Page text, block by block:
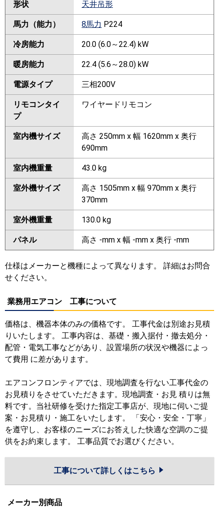
形状 天井吊形
馬力（能力） 8馬力 P224
冷房能力 20.0 (6.0～22.4) kW
暖房能力 22.4 (5.6～28.0) kW
電源タイプ 三相200V
リモコンタイ
プ
ワイヤードリモコン
室内機サイズ
高さ 250mm x 幅 1620mm x 奥行
690mm
室内機重量 43.0 kg
室外機サイズ
高さ 1505mm x 幅 970mm x 奥行
370mm
室外機重量 130.0 kg
パネル 高さ -mm x 幅 -mm x 奥行 -mm
仕様はメーカーと機種によって異なります。 詳細はお問合
せください。
業務用エアコン 工事について
価格は、機器本体のみの価格です。 工事代金は別途お見積
りいたします。 工事内容は、基礎・搬入据付・撤去処分・
配管・電気工事などがあり、設置場所の状況や機器によっ
て費用 に差があります。
エアコンフロンティアでは、現地調査を行ない工事代金の
お見積りをさせていただきます。現地調査・お見 積りは無
料です。当社研修を受けた指定工事店が、現地に伺いご提
案・お見積り・施工をいたします。 「安心・安全・丁寧」
を遵守し、お客様のニーズにお答えした快適な空調のご提
供をお約束します。 工事品質でお選びください。
工事について詳しくはこちら
メーカー別商品